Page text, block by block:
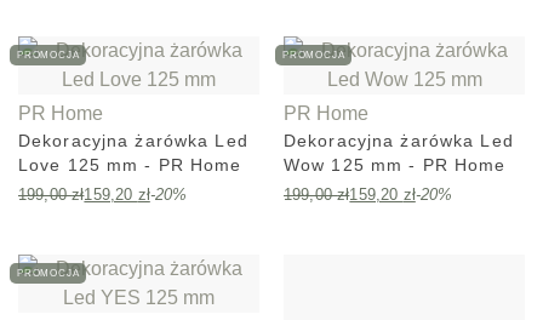
PROMOCJA
PR Home
Dekoracyjna żarówka Led
Love 125 mm - PR Home
199,00zł159,20 zł-20%
PROMOCJA
PR Home
Dekoracyjna żarówka Led
Wow 125 mm - PR Home
199,00zł159,20 zł-20%
PROMOCJA